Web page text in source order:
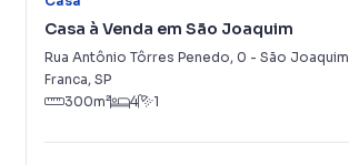
Casa à Venda em São Joaquim
Rua Antônio Tôrres Penedo, 0 - São Joaquim
Franca, SP
300m² 4 1